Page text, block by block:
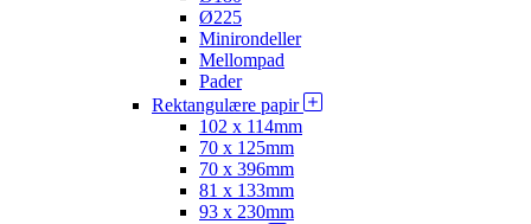
Ø225
Minirondeller
Mellompad
Pader
Rektangulære papir
102 x 114mm
70 x 125mm
70 x 396mm
81 x 133mm
93 x 230mm